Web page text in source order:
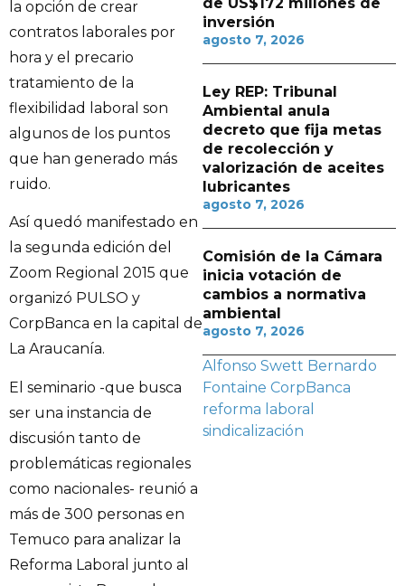
la opción de crear
contratos laborales por
hora y el precario
tratamiento de la
flexibilidad laboral son
algunos de los puntos
que han generado más
ruido.
Así quedó manifestado en
la segunda edición del
Zoom Regional 2015 que
organizó PULSO y
CorpBanca en la capital de
La Araucanía.
El seminario -que busca
ser una instancia de
discusión tanto de
problemáticas regionales
como nacionales- reunió a
más de 300 personas en
Temuco para analizar la
Reforma Laboral junto al
inversión
agosto 7, 2026
Ley REP: Tribunal
Ambiental anula
decreto que fija metas
de recolección y
valorización de aceites
lubricantes
agosto 7, 2026
Comisión de la Cámara
inicia votación de
cambios a normativa
ambiental
agosto 7, 2026
Alfonso Swett Bernardo
Fontaine CorpBanca
reforma laboral
sindicalización